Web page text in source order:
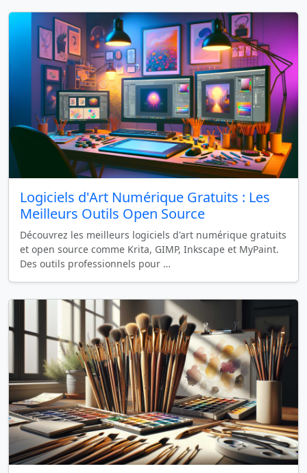
Logiciels d'Art Numérique Gratuits : Les
Meilleurs Outils Open Source
Découvrez les meilleurs logiciels d'art numérique gratuits
et open source comme Krita, GIMP, Inkscape et MyPaint.
Des outils professionnels pour …